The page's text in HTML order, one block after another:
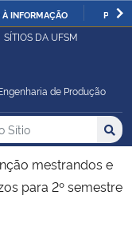
INFORMAÇÃO
SÍTIOS DA UFSM
de Produção
no no Sítio
mestrandos e
para 2º semestre